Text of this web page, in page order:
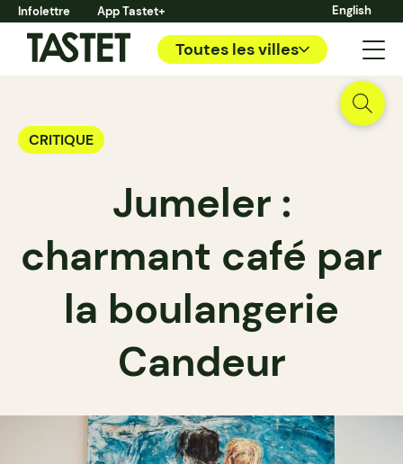
Infolettre App Tastet+ English
Toutes les villes
CRITIQUE
Jumeler :
charmant café par
la boulangerie
Candeur